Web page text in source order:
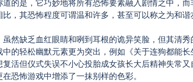
的是，它巧妙地将所有恐怖要素融入剧情之中，
，其恐怖程度可谓温和许多，甚至可以称之为和谐
然缺乏血红眼睛和咧到耳根的诡异笑脸，但其清秀
的轻松幽默元素更为突出，例如《关于连狗都能
活但仪式失误不小心投胎成女孩长大后精神失常
恐怖游戏中增添了一抹别样的色彩。